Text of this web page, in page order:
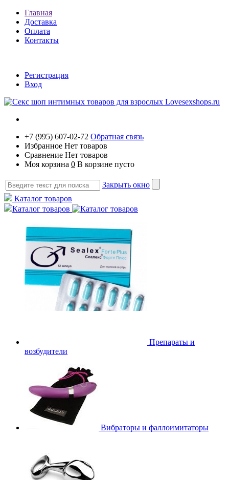
Главная
Доставка
Оплата
Контакты
Регистрация
Вход
+7 (995) 607-02-72 Обратная связь
Избранное Нет товаров
Сравнение Нет товаров
Моя корзина 0 В корзине пусто
Закрыть окно
Каталог товаров
Каталог товаров
Препараты и
возбудители
Вибраторы и фаллоимитаторы